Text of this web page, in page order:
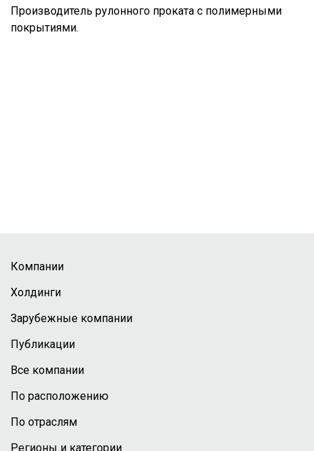
Производитель рулонного проката с полимерными
покрытиями.
Компании
Холдинги
Зарубежные компании
Публикации
Все компании
По расположению
По отраслям
Регионы и категории